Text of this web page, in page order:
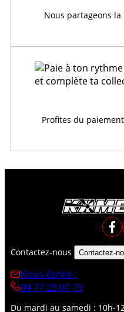
Nous partageons
Profites du
Contactez-nous Contactez-
Nous écrire :
04 77 25 07 79
Du mardi au samedi : 10h-